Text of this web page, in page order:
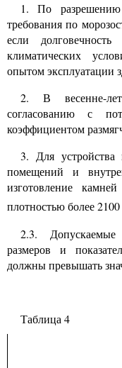
1. По разрешению
требования по
если
климатических
опытом эксплуатации
2. В весенне-
согласованию с
коэффициентом
3. Для
помещений и
изготовление
плотностью более2100
2.3.
размеров и
должны превышать
Таблица 4